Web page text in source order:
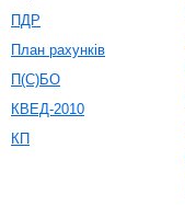
ПДР
План рахунків
П(С)БО
КВЕД-2010
КП